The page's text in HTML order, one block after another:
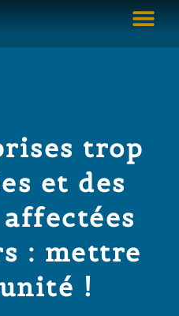
trop
et des
: mettre
!